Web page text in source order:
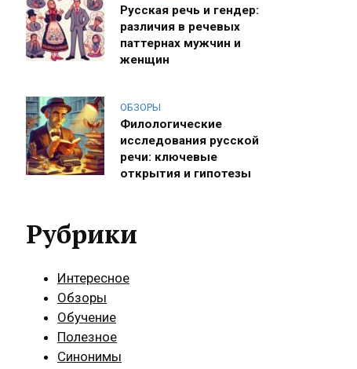
Русская речь и гендер:
различия в речевых
паттернах мужчин и
женщин
ОБЗОРЫ
Филологические
исследования русской
речи: ключевые
открытия и гипотезы
Рубрики
Интересное
Обзоры
Обучение
Полезное
Синонимы